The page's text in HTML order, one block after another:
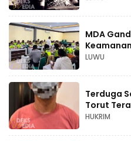
MDA
LUWU
Terduga
Torut
HUKRIM